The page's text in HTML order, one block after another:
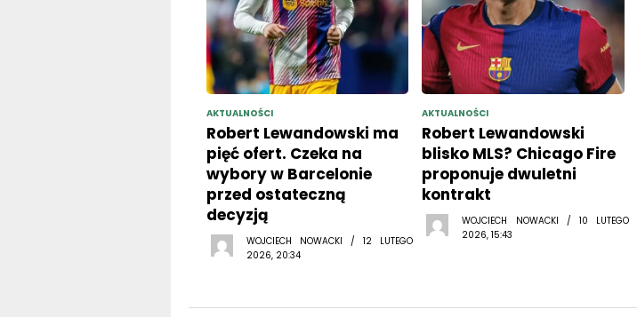
AKTUALNOŚCI
Robert Lewandowski ma
pięć ofert. Czeka na
wybory w Barcelonie
przed ostateczną
decyzją
WOJCIECH NOWACKI / 12 LUTEGO
2026, 20:34
AKTUALNOŚCI
Robert Lewandowski
blisko MLS? Chicago Fire
proponuje dwuletni
kontrakt
WOJCIECH NOWACKI / 10 LUTEGO
2026, 15:43